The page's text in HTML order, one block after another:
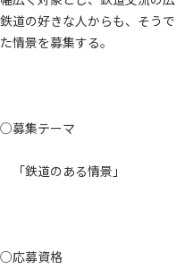
鉄道の好きな人からも、そう
た情景を募集する。
○募集テーマ
「鉄道のある情景」
○応募資格